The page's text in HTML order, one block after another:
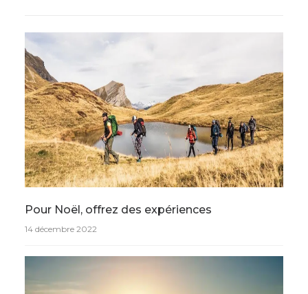
Pour Noël, offrez des expériences
14 décembre 2022